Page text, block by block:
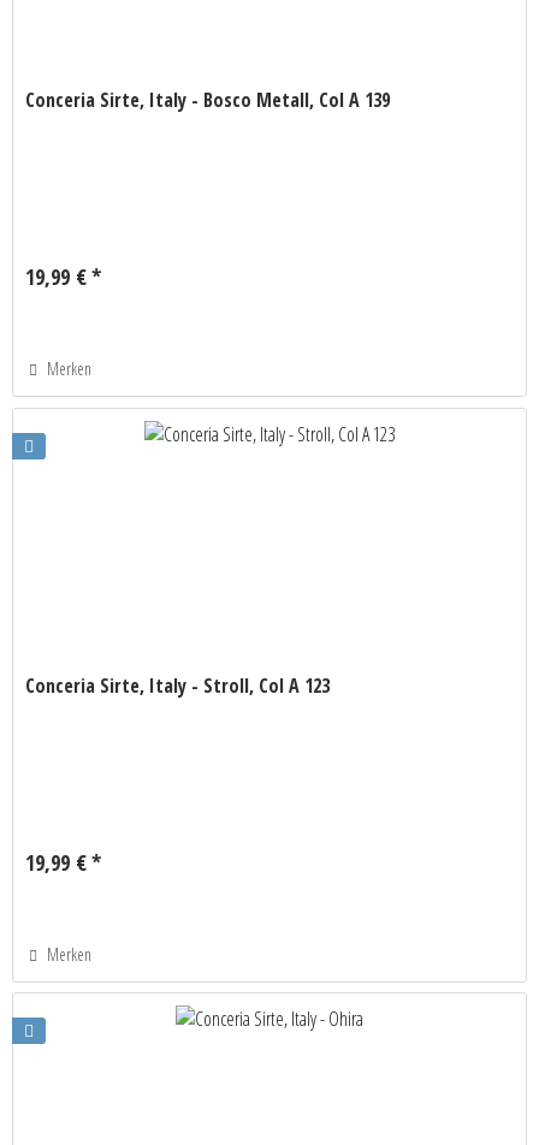
Conceria Sirte, Italy - Bosco Metall, Col A 139
19,99 € *
Merken
Conceria Sirte, Italy - Stroll, Col A 123
19,99 € *
Merken